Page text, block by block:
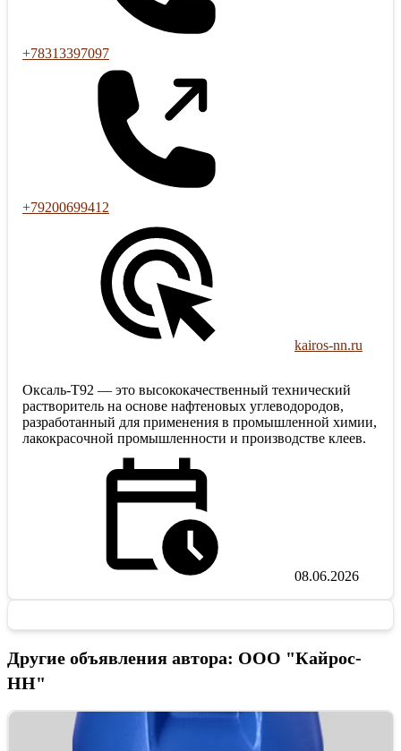
+78313397097
+79200699412
kairos-nn.ru
Оксаль-Т92 — это высококачественный технический
растворитель на основе нафтеновых углеводородов,
разработанный для применения в промышленной химии,
лакокрасочной промышленности и производстве клеев.
08.06.2026
Другие объявления автора: ООО "Кайрос-
НН"